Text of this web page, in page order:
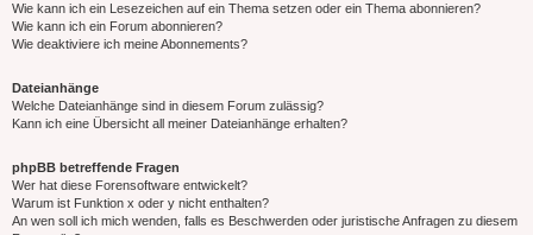
Wie kann ich ein Lesezeichen auf ein Thema setzen oder ein Thema abonnieren?
Wie kann ich ein Forum abonnieren?
Wie deaktiviere ich meine Abonnements?
Dateianhänge
Welche Dateianhänge sind in diesem Forum zulässig?
Kann ich eine Übersicht all meiner Dateianhänge erhalten?
phpBB betreffende Fragen
Wer hat diese Forensoftware entwickelt?
Warum ist Funktion x oder y nicht enthalten?
An wen soll ich mich wenden, falls es Beschwerden oder juristische Anfragen zu diesem